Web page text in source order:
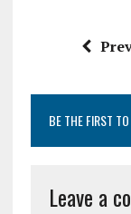
BE THE FIRST
Leave a